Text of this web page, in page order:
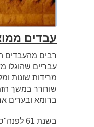
עבדים
רבים מהעבדים
עבריים שהוגלו
מרידות שונות
שוחרר במשך
ברומא ובערים
בשנת 61